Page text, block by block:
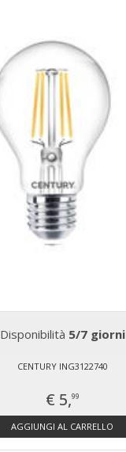
Disponibilità 5/7 giorni
CENTURY ING3122740
€ 5,99
AGGIUNGI AL CARRELLO